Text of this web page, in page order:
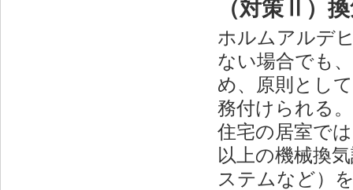
（対策Ⅱ）
ホルムアルデ
ない場合でも
め、原則とし
務付けられる。
住宅の居室で
以上の機械換
ステムなど）